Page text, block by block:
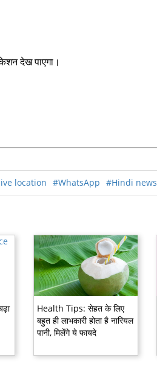
देख पाएगा।
location #WhatsApp #Hindi news
Health Tips: सेहत के लिए
बहुत ही लाभकारी होता है नारियल
पानी, मिलेंगे ये फायदे